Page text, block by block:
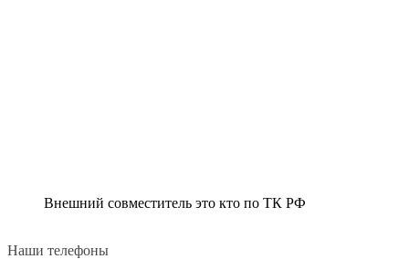
Внешний совместитель это кто по ТК РФ
Наши телефоны